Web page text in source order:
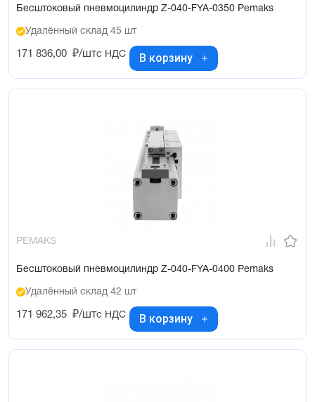
Бесштоковый пневмоцилиндр Z-040-FYA-0350 Pemaks
Удалённый склад 45 шт
171 836,00 ₽/штс НДС В корзину
PEMAKS
Бесштоковый пневмоцилиндр Z-040-FYA-0400 Pemaks
Удалённый склад 42 шт
171 962,35 ₽/штс НДС В корзину